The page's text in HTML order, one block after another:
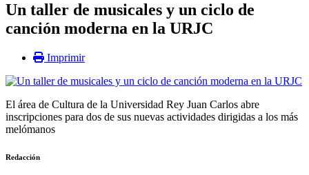
Un taller de musicales y un ciclo de
canción moderna en la URJC
Imprimir
El área de Cultura de la Universidad Rey Juan Carlos abre
inscripciones para dos de sus nuevas actividades dirigidas a los más
melómanos
Redacción